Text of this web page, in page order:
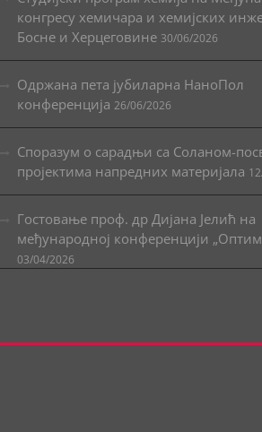
конгресу хемичара и хемијских
Босне и Херцеговине 30/06/2026
Одржана пета јубиларна НаноПол
конференција 26/06/2026
Споразум о сарадњи са Соланом-
пројектима напредних материјала
Гостовање проф. др Дијана Јелић на
међународној конференцији
03/04/2026